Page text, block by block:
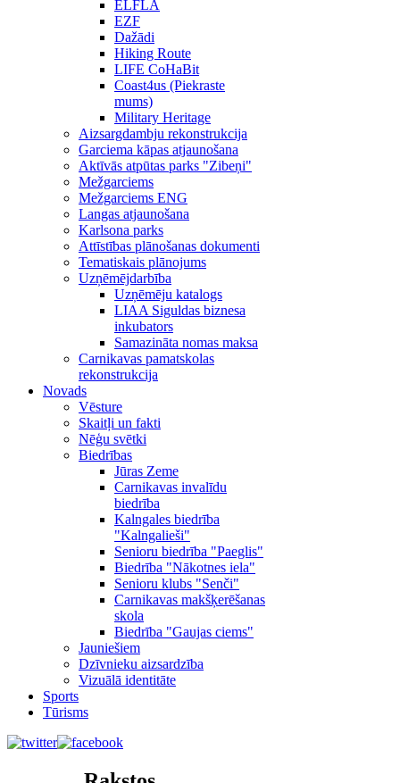
ELFLA
EZF
Dažādi
Hiking Route
LIFE CoHaBit
Coast4us (Piekraste
mums)
Military Heritage
Aizsargdambju rekonstrukcija
Garciema kāpas atjaunošana
Aktīvās atpūtas parks "Zibeņi"
Mežgarciems
Mežgarciems ENG
Langas atjaunošana
Karlsona parks
Attīstības plānošanas dokumenti
Tematiskais plānojums
Uzņēmējdarbība
Uzņēmēju katalogs
LIAA Siguldas biznesa
inkubators
Samazināta nomas maksa
Carnikavas pamatskolas
rekonstrukcija
Novads
Vēsture
Skaitļi un fakti
Nēģu svētki
Biedrības
Jūras Zeme
Carnikavas invalīdu
biedrība
Kalngales biedrība
"Kalngalieši"
Senioru biedrība "Paeglis"
Biedrība "Nākotnes iela"
Senioru klubs "Senči"
Carnikavas makšķerēšanas
skola
Biedrība "Gaujas ciems"
Jauniešiem
Dzīvnieku aizsardzība
Vizuālā identitāte
Sports
Tūrisms